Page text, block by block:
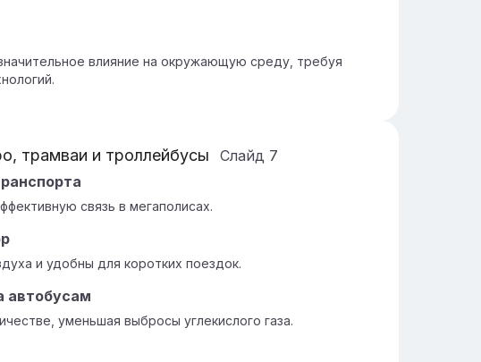
влияние на окружающую среду, требуя
трамваи и троллейбусы Слайд 7
связь в мегаполисах.
и удобны для коротких поездок.
автобусам
уменьшая выбросы углекислого газа.